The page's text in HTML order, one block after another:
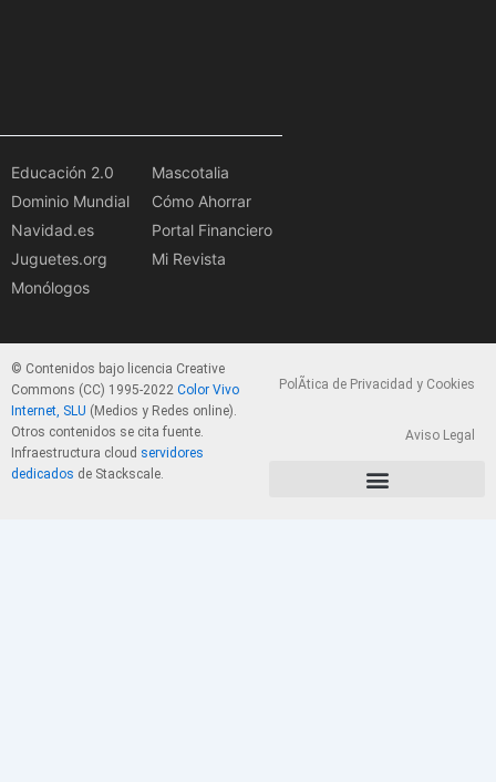
Educación 2.0
Dominio Mundial
Navidad.es
Juguetes.org
Monólogos
Mascotalia
Cómo Ahorrar
Portal Financiero
Mi Revista
© Contenidos bajo licencia Creative
Commons (CC) 1995-2022 Color Vivo
Internet, SLU (Medios y Redes online).
Otros contenidos se cita fuente.
Infraestructura cloud servidores
dedicados de Stackscale.
PolÃ­tica de Privacidad y Cookies
Aviso Legal